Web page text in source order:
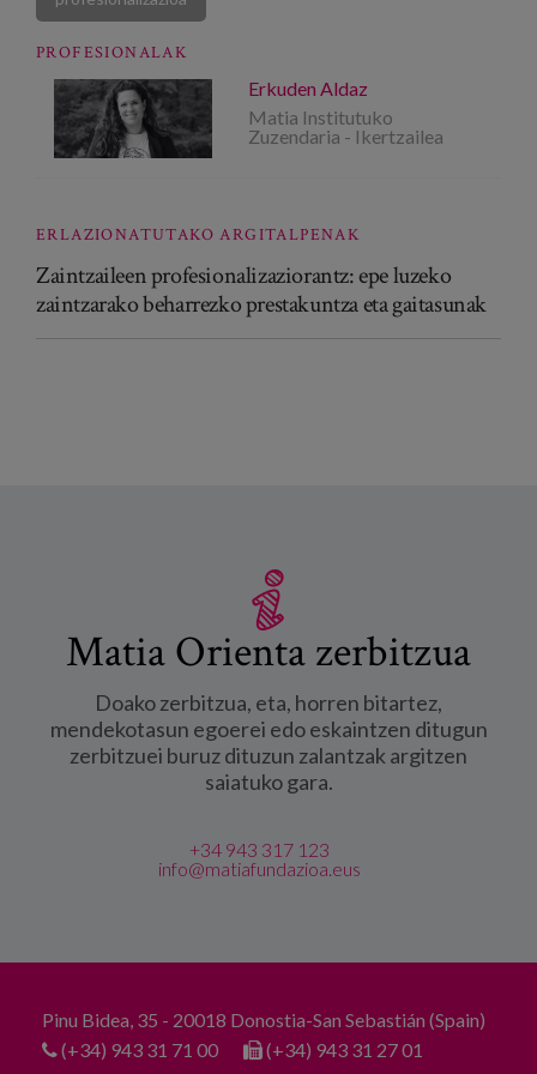
PROFESIONALAK
Erkuden Aldaz
Matia Institutuko
Zuzendaria - Ikertzailea
ERLAZIONATUTAKO ARGITALPENAK
Zaintzaileen profesionalizaziorantz: epe luzeko
zaintzarako beharrezko prestakuntza eta gaitasunak
Matia Orienta zerbitzua
Doako zerbitzua, eta, horren bitartez,
mendekotasun egoerei edo eskaintzen ditugun
zerbitzuei buruz dituzun zalantzak argitzen
saiatuko gara.
+34 943 317 123
info@matiafundazioa.eus
Pinu Bidea, 35 - 20018 Donostia-San Sebastián (Spain)
(+34) 943 31 71 00
(+34) 943 31 27 01